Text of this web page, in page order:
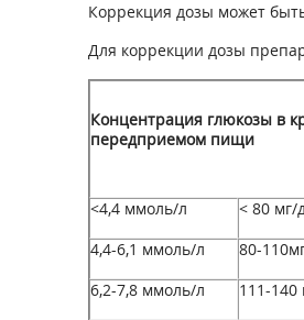
Коррекция дозы может
Для коррекции дозы
Концентрация глюкозы в
передприемом пищи
<4,4 ммоль/л
< 80 мг/
4,4-6,1 ммоль/л
80-
6,2-7,8 ммоль/л
111-140